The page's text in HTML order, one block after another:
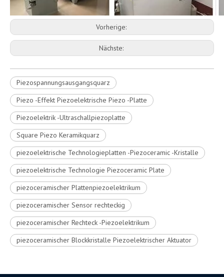
Vorherige:
Nächste:
Piezospannungsausgangsquarz
Piezo -Effekt Piezoelektrische Piezo -Platte
Piezoelektrik -Ultraschallpiezoplatte
Square Piezo Keramikquarz
piezoelektrische Technologieplatten -Piezoceramic -Kristalle
piezoelektrische Technologie Piezoceramic Plate
piezoceramischer Plattenpiezoelektrikum
piezoceramischer Sensor rechteckig
piezoceramischer Rechteck -Piezoelektrikum
piezoceramischer Blockkristalle Piezoelektrischer Aktuator